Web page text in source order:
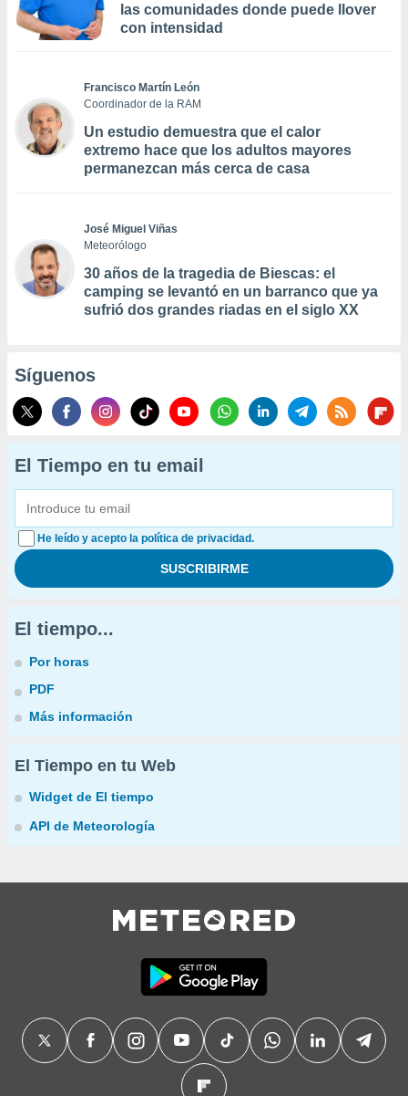
las comunidades donde puede llover
con intensidad
Francisco Martín León
Coordinador de la RAM
Un estudio demuestra que el calor
extremo hace que los adultos mayores
permanezcan más cerca de casa
José Miguel Viñas
Meteorólogo
30 años de la tragedia de Biescas: el
camping se levantó en un barranco que ya
sufrió dos grandes riadas en el siglo XX
Síguenos
El Tiempo en tu email
He leído y acepto la política de privacidad.
El tiempo...
Por horas
PDF
Más información
El Tiempo en tu Web
Widget de El tiempo
API de Meteorología